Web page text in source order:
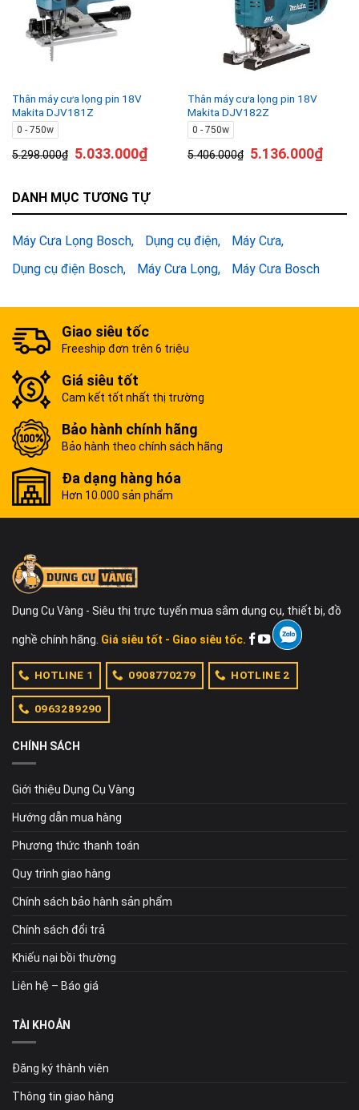
Thân máy cưa lọng pin 18V
Makita DJV181Z
0 - 750w
5.298.000₫ 5.033.000₫
Thân máy cưa lọng pin 18V
Makita DJV182Z
0 - 750w
5.406.000₫ 5.136.000₫
DANH MỤC TƯƠNG TỰ
Máy Cưa Lọng Bosch Dụng cụ điện
Máy Cưa
Dụng cụ điện Bosch
Máy Cưa Lọng Máy Cưa Bosch
Giao siêu tốc
Freeship đơn trên 6 triệu
Giá siêu tốt
Cam kết tốt nhất thị trường
Bảo hành chính hãng
Bảo hành theo chính sách hãng
Đa dạng hàng hóa
Hơn 10.000 sản phẩm
Dụng Cụ Vàng - Siêu thị trực tuyến mua sắm dụng cụ, thiết bị, đồ
nghề chính hãng. Giá siêu tốt - Giao siêu tốc.
HOTLINE 1 0908770279 HOTLINE 2
0963289290
CHÍNH SÁCH
Giới thiệu Dụng Cụ Vàng
Hướng dẫn mua hàng
Phương thức thanh toán
Quy trình giao hàng
Chính sách bảo hành sản phẩm
Chính sách đổi trả
Khiếu nại bồi thường
Liên hệ – Báo giá
TÀI KHOẢN
Đăng ký thành viên
Thông tin giao hàng